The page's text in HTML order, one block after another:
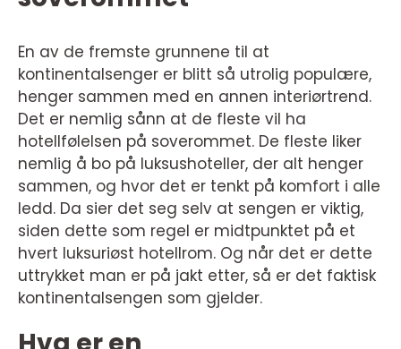
En av de fremste grunnene til at
kontinentalsenger er blitt så utrolig populære,
henger sammen med en annen interiørtrend.
Det er nemlig sånn at de fleste vil ha
hotellfølelsen på soverommet. De fleste liker
nemlig å bo på luksushoteller, der alt henger
sammen, og hvor det er tenkt på komfort i alle
ledd. Da sier det seg selv at sengen er viktig,
siden dette som regel er midtpunktet på et
hvert luksuriøst hotellrom. Og når det er dette
uttrykket man er på jakt etter, så er det faktisk
kontinentalsengen som gjelder.